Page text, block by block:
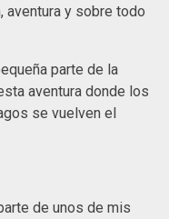
aventura y sobre todo
parte de la
aventura donde los
se vuelven el
de unos de mis